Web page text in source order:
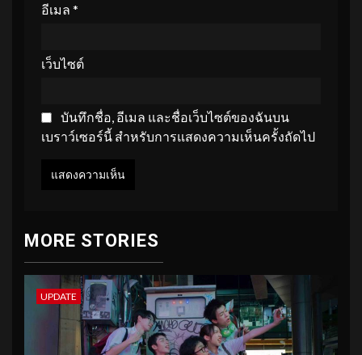
อีเมล *
เว็บไซต์
บันทึกชื่อ, อีเมล และชื่อเว็บไซต์ของฉันบน
เบราว์เซอร์นี้ สำหรับการแสดงความเห็นครั้งถัดไป
MORE STORIES
UPDATE